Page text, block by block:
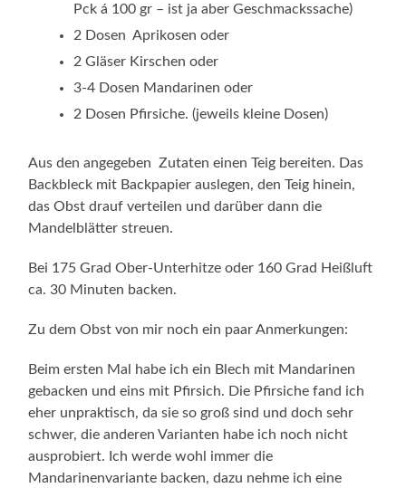
Pck á 100 gr – ist ja aber Geschmackssache)
2 Dosen Aprikosen oder
2 Gläser Kirschen oder
3-4 Dosen Mandarinen oder
2 Dosen Pfirsiche. (jeweils kleine Dosen)
Aus den angegeben Zutaten einen Teig bereiten. Das
Backbleck mit Backpapier auslegen, den Teig hinein,
das Obst drauf verteilen und darüber dann die
Mandelblätter streuen.
Bei 175 Grad Ober-Unterhitze oder 160 Grad Heißluft
ca. 30 Minuten backen.
Zu dem Obst von mir noch ein paar Anmerkungen:
Beim ersten Mal habe ich ein Blech mit Mandarinen
gebacken und eins mit Pfirsich. Die Pfirsiche fand ich
eher unpraktisch, da sie so groß sind und doch sehr
schwer, die anderen Varianten habe ich noch nicht
ausprobiert. Ich werde wohl immer die
Mandarinenvariante backen, dazu nehme ich eine